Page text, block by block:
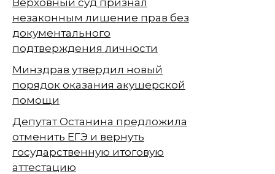
незаконным лишение прав без
документального
подтверждения личности
Минздрав утвердил новый
порядок оказания акушерской
помощи
Депутат Останина предложила
отменить ЕГЭ и вернуть
государственную итоговую
аттестацию